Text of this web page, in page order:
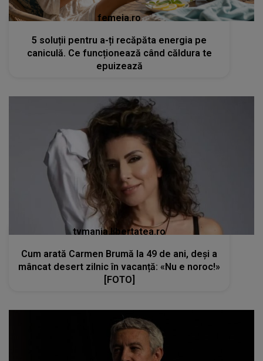
femeia.ro
5 soluții pentru a-ți recăpăta energia pe
caniculă. Ce funcționează când căldura te
epuizează
tvmania.libertatea.ro
Cum arată Carmen Brumă la 49 de ani, deși a
mâncat desert zilnic în vacanță: «Nu e noroc!»
[FOTO]